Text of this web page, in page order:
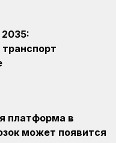
платформа в
может появится